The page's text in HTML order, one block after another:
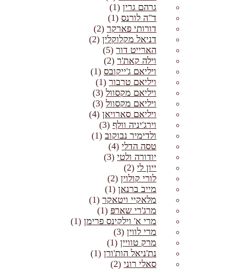
גרהם גרין (1)
ד"ה לורנס (1)
דורותי פארקר (2)
דניאל מקלוקלין (2)
הארייט דור (5)
וילה קאת'ר (2)
ויליאם ג'ייקובס (1)
ויליאם טרבור (1)
ויליאם מקסוול (3)
ויליאם מקסוול (3)
ויליאם סארויאן (4)
וירג'יניה וולף (3)
ולדימיר נבוקוב (1)
טסה הדלי (4)
יודורה ולטי (3)
ייון לי (2)
לורי קולוין (2)
מייב ברנאן (1)
מלאקיי ויטאקר (1)
מרג'רי שארפּ (1)
מרי א' וילקינס פרימן (1)
מרי לווין (3)
מרק טוויין (1)
נת'ניאל הות'ורן (1)
סאלי רוני (2)